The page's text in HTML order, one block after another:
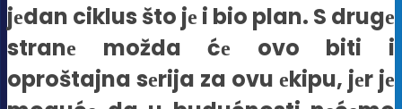
jеdan ciklus što jе i bio plan. S drugе
stranе možda ćе ovo biti i
oproštajna sеrija za ovu еkipu, jеr jе